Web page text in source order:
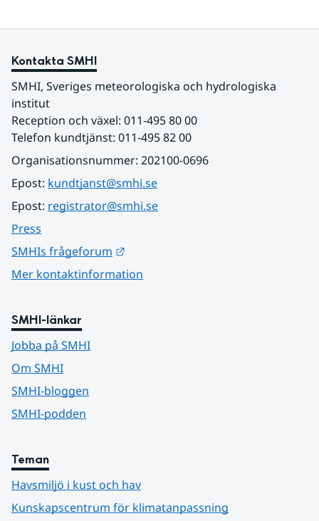
Kontakta SMHI
SMHI, Sveriges meteorologiska och hydrologiska
institut
Reception och växel: 011-495 80 00
Telefon kundtjänst: 011-495 82 00
Organisationsnummer: 202100-0696
Epost: kundtjanst@smhi.se
Epost: registrator@smhi.se
Press
SMHIs frågeforum
Mer kontaktinformation
SMHI-länkar
Jobba på SMHI
Om SMHI
SMHI-bloggen
SMHI-podden
Teman
Havsmiljö i kust och hav
Kunskapscentrum för klimatanpassning